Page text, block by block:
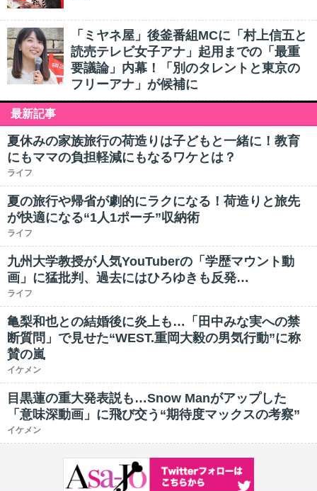
「ミヤネ屋」後釜番組MCに「村上信五と
読売テレビ女子アナ」起用までの「最重
要議論」内幕！「別のタレントと東京の
フリーアナ」が候補に
最新記事
夏休みの家族旅行の荷造りは子どもと一緒に！教育
にもママの負担軽減にもなるワケとは？
ライフ
夏の旅行や帰省が劇的にラクになる！荷造りと旅先
が快適になる“1人1ポーチ”収納術
ライフ
九州大学教授が人気YouTuberの「学歴マウント動
画」に猛批判、過去にはひろゆきも反発…
ライフ
亀梨和也との結婚後に炎上も…「田中みな実への禁
断質問」で見せた“WEST.重岡大毅の男気行動”に称
賛の嵐
イケメン
目黒蓮の重大発表説も…Snow Manがアップした
「意味深動画」に飛び交う“期待度マックスの考察”
イケメン